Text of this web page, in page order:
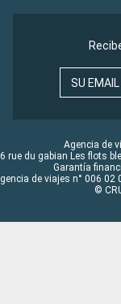
SU EMAIL
Agencia de
rue du gabian Les flots
Garantía
de viajes n° 006
©